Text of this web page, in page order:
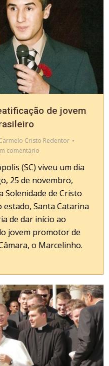
de jovem
Cristo Redentor
comentário
(SC) viveu um dia
25 de novembro,
Solenidade de Cristo
estado, Santa Catarina
de dar início ao
jovem promotor de
o Marcelinho.